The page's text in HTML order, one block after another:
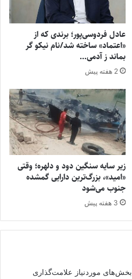
عادل فردوسی‌پور؛ برندی که از
«اعتماد» ساخته شد/نام نیکو گر
بماند ز آدمی…
2 هفته پیش
زیر سایه سنگین دود و دلهره؛ وقتی
«امید»، بزرگ‌ترین دارایی گمشده‌
جنوب می‌شود
3 هفته پیش
بخش‌های موردنیاز علامت‌گذاری